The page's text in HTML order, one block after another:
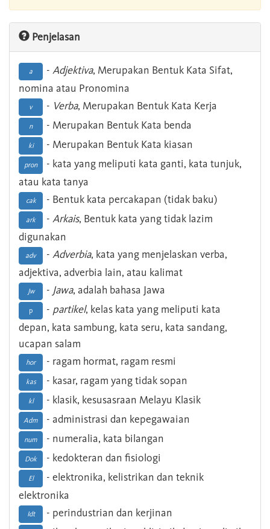
Penjelasan
a - Adjektiva, Merupakan Bentuk Kata Sifat,
nomina atau Pronomina
v - Verba, Merupakan Bentuk Kata Kerja
n - Merupakan Bentuk Kata benda
ki - Merupakan Bentuk Kata kiasan
pron
- kata yang meliputi kata ganti, kata tunjuk,
atau kata tanya
cak - Bentuk kata percakapan (tidak baku)
ark - Arkais, Bentuk kata yang tidak lazim
digunakan
adv - Adverbia, kata yang menjelaskan verba,
adjektiva, adverbia lain, atau kalimat
Jw - Jawa, adalah bahasa Jawa
p - partikel, kelas kata yang meliputi kata
depan, kata sambung, kata seru, kata sandang,
ucapan salam
hor - ragam hormat, ragam resmi
kas - kasar, ragam yang tidak sopan
kl - klasik, kesusasraan Melayu Klasik
Adm - administrasi dan kepegawaian
num - numeralia, kata bilangan
Dok - kedokteran dan fisiologi
El
- elektronika, kelistrikan dan teknik
elektronika
Idt
- perindustrian dan kerjinan